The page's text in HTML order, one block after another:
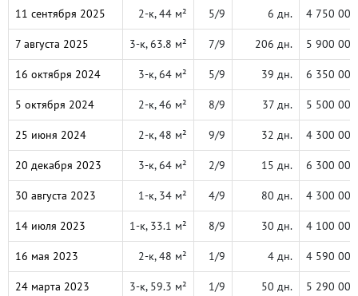
11 сентября 2025 2-к, 44 м² 5/9 6 дн. 4 750 000
7 августа 2025 3-к, 63.8 м² 7/9 206 дн. 5 900 000
16 октября 2024 3-к, 64 м² 5/9 39 дн. 6 350 000
5 октября 2024 2-к, 46 м² 8/9 37 дн. 5 500 000
25 июня 2024 2-к, 48 м² 9/9 32 дн. 4 300 000
20 декабря 2023 3-к, 64 м² 2/9 15 дн. 6 300 000
30 августа 2023 1-к, 34 м² 4/9 80 дн. 4 300 000
14 июля 2023 1-к, 33.1 м² 8/9 30 дн. 4 100 000
16 мая 2023 2-к, 48 м² 1/9 4 дн. 4 590 000
24 марта 2023 3-к, 59.3 м² 1/9 50 дн. 5 290 000